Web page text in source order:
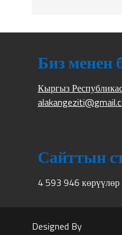
Биз
Кыргыз
Сайттын
4 593 946 көрүүлөр
Designed By